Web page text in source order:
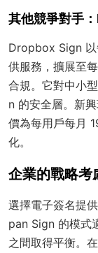
其他競爭對手
Dropbox Sign 以
供服務，擴展至
合規。它對中小
n 的安全層。新
價為每用戶每月
化。
企業的戰略考
選擇電子簽名提
pan Sign 的模式
之間取得平衡。